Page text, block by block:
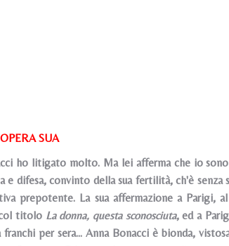
SUA
ho litigato molto. Ma lei afferma che io
e difesa, convinto della sua fertilità, ch'è
prepotente. La sua affermazione a Parigi,
col titolo La donna, questa sconosciuta, ed a
per sera... Anna Bonacci è bionda,